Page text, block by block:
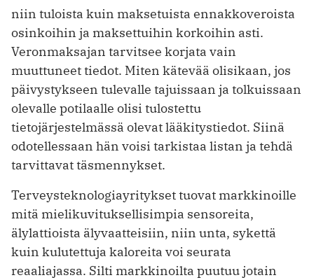
niin tuloista kuin maksetuista ennakkoveroista
osinkoihin ja maksettuihin korkoihin asti.
Veronmaksajan tarvitsee korjata vain
muuttuneet tiedot. Miten kätevää olisikaan, jos
päivystykseen tulevalle tajuissaan ja tolkuissaan
olevalle potilaalle olisi tulostettu
tietojärjestelmässä olevat lääkitystiedot. Siinä
odotellessaan hän voisi tarkistaa listan ja tehdä
tarvittavat täsmennykset.
Terveysteknologiayritykset tuovat markkinoille
mitä mielikuvituksellisimpia sensoreita,
älylattioista älyvaatteisiin, niin unta, sykettä
kuin kulutettuja kaloreita voi seurata
reaaliajassa. Silti markkinoilta puutuu jotain